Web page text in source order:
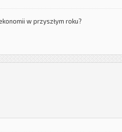
w przyszłym roku?